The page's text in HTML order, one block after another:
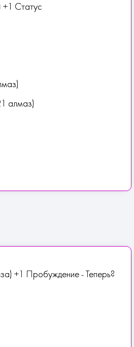
+1 Статус
алмаз)
+1 Пробуждение - Теперь?